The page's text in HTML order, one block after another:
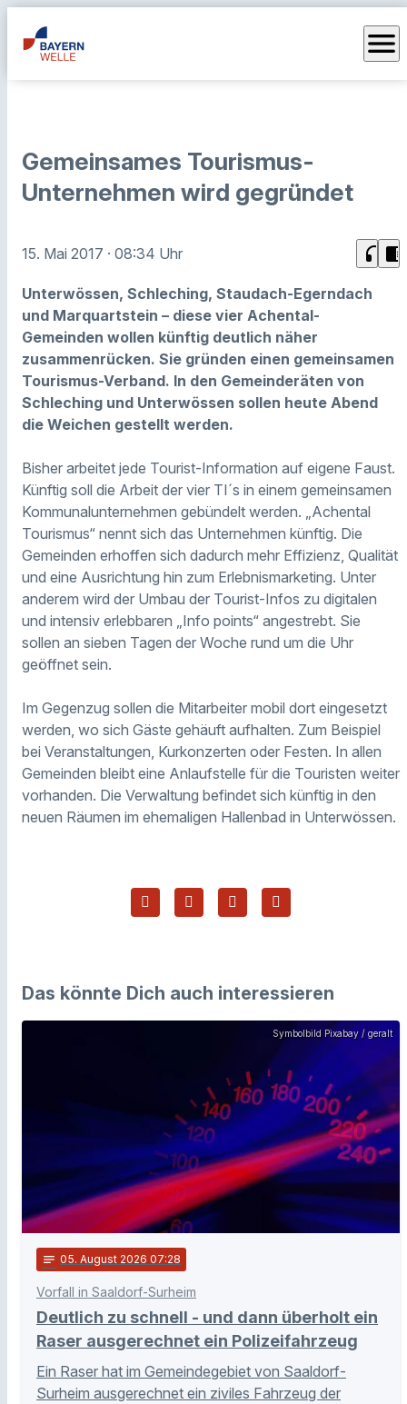
menu
Gemeinsames Tourismus-
Unternehmen wird gegründet
15. Mai 2017 · 08:34 Uhr headphones chrome_reader_mode
Unterwössen, Schleching, Staudach-Egerndach
und Marquartstein – diese vier Achental-
Gemeinden wollen künftig deutlich näher
zusammenrücken. Sie gründen einen gemeinsamen
Tourismus-Verband. In den Gemeinderäten von
Schleching und Unterwössen sollen heute Abend
die Weichen gestellt werden.
Bisher arbeitet jede Tourist-Information auf eigene Faust.
Künftig soll die Arbeit der vier TI´s in einem gemeinsamen
Kommunalunternehmen gebündelt werden. „Achental
Tourismus“ nennt sich das Unternehmen künftig. Die
Gemeinden erhoffen sich dadurch mehr Effizienz, Qualität
und eine Ausrichtung hin zum Erlebnismarketing. Unter
anderem wird der Umbau der Tourist-Infos zu digitalen
und intensiv erlebbaren „Info points“ angestrebt. Sie
sollen an sieben Tagen der Woche rund um die Uhr
geöffnet sein.
Im Gegenzug sollen die Mitarbeiter mobil dort eingesetzt
werden, wo sich Gäste gehäuft aufhalten. Zum Beispiel
bei Veranstaltungen, Kurkonzerten oder Festen. In allen
Gemeinden bleibt eine Anlaufstelle für die Touristen weiter
vorhanden. Die Verwaltung befindet sich künftig in den
neuen Räumen im ehemaligen Hallenbad in Unterwössen.
Das könnte Dich auch interessieren
Symbolbild Pixabay / geralt
notes 05. August 2026 07:28
Vorfall in Saaldorf-Surheim
Deutlich zu schnell - und dann überholt ein
Raser ausgerechnet ein Polizeifahrzeug
Ein Raser hat im Gemeindegebiet von Saaldorf-
Surheim ausgerechnet ein ziviles Fahrzeug der